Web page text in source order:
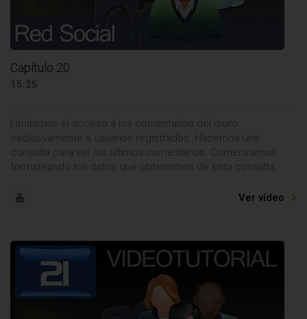
Capítulo 20
15:25
Limitamos el acceso a los comentarios del muro
exclusivamente a usuarios registrados. Hacemos una
consulta para ver los últimos comentarios. Comenzamos
formateando los datos que obtenemos de esta consulta.
Ver vídeo